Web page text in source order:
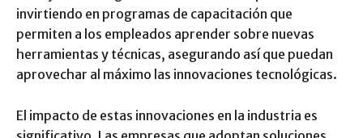
invirtiendo en programas de capacitación que
permiten a los empleados aprender sobre nuevas
herramientas y técnicas, asegurando así que puedan
aprovechar al máximo las innovaciones tecnológicas.
El impacto de estas innovaciones en la industria es